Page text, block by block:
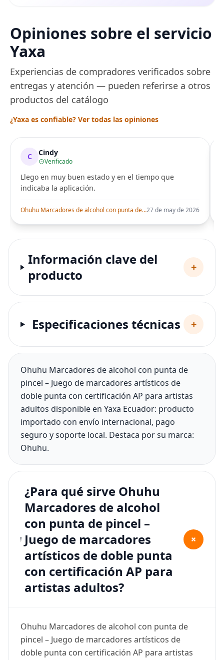
Opiniones sobre el servicio
Yaxa
Experiencias de compradores verificados sobre
entregas y atención — pueden referirse a otros
productos del catálogo
¿Yaxa es confiable? Ver todas las opiniones
C Cindy
Verificado
Llego en muy buen estado y en el tiempo que
indicaba la aplicación.
Ohuhu Marcadores de alcohol con punta de pincel – Juego de marcadores artísticos de doble punta con certificación AP para artistas adultos27 de may de 2026
Información clave del
producto
+
Especificaciones técnicas +
Ohuhu Marcadores de alcohol con punta de
pincel – Juego de marcadores artísticos de
doble punta con certificación AP para artistas
adultos disponible en Yaxa Ecuador: producto
importado con envío internacional, pago
seguro y soporte local. Destaca por su marca:
Ohuhu.
¿Para qué sirve Ohuhu
Marcadores de alcohol
con punta de pincel –
Juego de marcadores
artísticos de doble punta
con certificación AP para
artistas adultos?
+
Ohuhu Marcadores de alcohol con punta de
pincel – Juego de marcadores artísticos de
doble punta con certificación AP para artistas